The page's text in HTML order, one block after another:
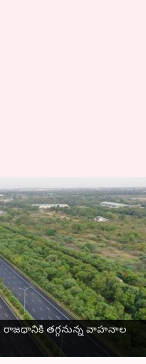
రాజధానికి తగ్గనున్న వాహనాల
ఆకృతుల్లో
11:17 am
రహదారికి 11